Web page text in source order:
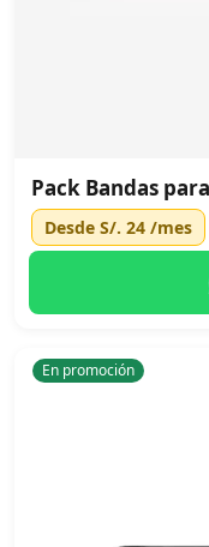
Pack Bandas
Desde S/. 24 /mes
En promoción